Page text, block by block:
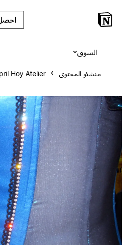
احصل على Notion مجاناً
منشئو المحتوى April Hoy Atelier